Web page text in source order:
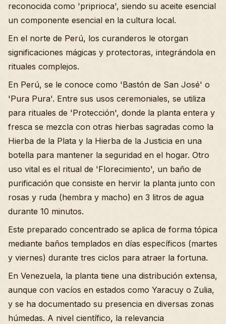
reconocida como 'priprioca', siendo su aceite esencial
un componente esencial en la cultura local.
En el norte de Perú, los curanderos le otorgan
significaciones mágicas y protectoras, integrándola en
rituales complejos.
En Perú, se le conoce como 'Bastón de San José' o
'Pura Pura'. Entre sus usos ceremoniales, se utiliza
para rituales de 'Protección', donde la planta entera y
fresca se mezcla con otras hierbas sagradas como la
Hierba de la Plata y la Hierba de la Justicia en una
botella para mantener la seguridad en el hogar. Otro
uso vital es el ritual de 'Florecimiento', un baño de
purificación que consiste en hervir la planta junto con
rosas y ruda (hembra y macho) en 3 litros de agua
durante 10 minutos.
Este preparado concentrado se aplica de forma tópica
mediante baños templados en días específicos (martes
y viernes) durante tres ciclos para atraer la fortuna.
En Venezuela, la planta tiene una distribución extensa,
aunque con vacíos en estados como Yaracuy o Zulia,
y se ha documentado su presencia en diversas zonas
húmedas. A nivel científico, la relevancia